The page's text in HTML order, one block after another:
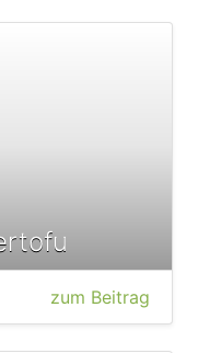
zum Beitrag